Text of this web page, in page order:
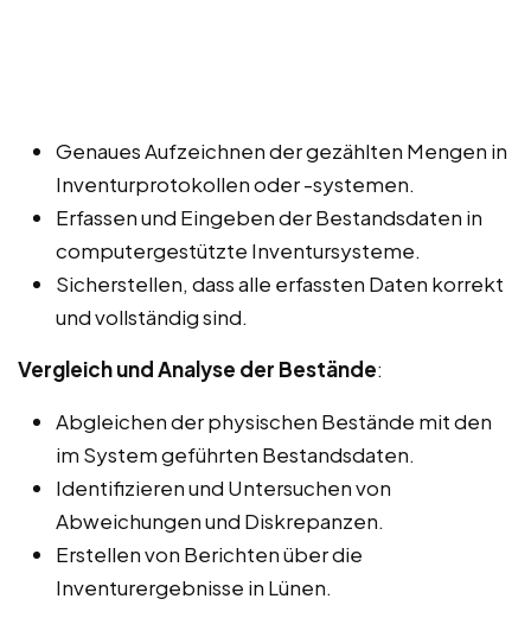
Genaues Aufzeichnen der gezählten Mengen in
Inventurprotokollen oder -systemen.
Erfassen und Eingeben der Bestandsdaten in
computergestützte Inventursysteme.
Sicherstellen, dass alle erfassten Daten korrekt
und vollständig sind.
Vergleich und Analyse der Bestände:
Abgleichen der physischen Bestände mit den
im System geführten Bestandsdaten.
Identifizieren und Untersuchen von
Abweichungen und Diskrepanzen.
Erstellen von Berichten über die
Inventurergebnisse in Lünen.